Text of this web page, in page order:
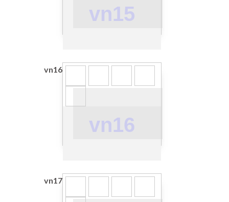
vn15
vn16
vn16
vn17